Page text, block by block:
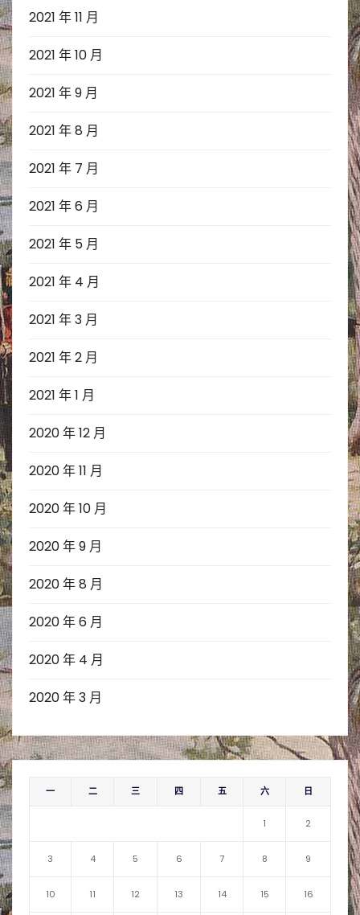
2021 年 11 月
2021 年 10 月
2021 年 9 月
2021 年 8 月
2021 年 7 月
2021 年 6 月
2021 年 5 月
2021 年 4 月
2021 年 3 月
2021 年 2 月
2021 年 1 月
2020 年 12 月
2020 年 11 月
2020 年 10 月
2020 年 9 月
2020 年 8 月
2020 年 6 月
2020 年 4 月
2020 年 3 月
一 二 三 四 五 六 日
1 2
3 4 5 6 7 8 9
10 11 12 13 14 15 16